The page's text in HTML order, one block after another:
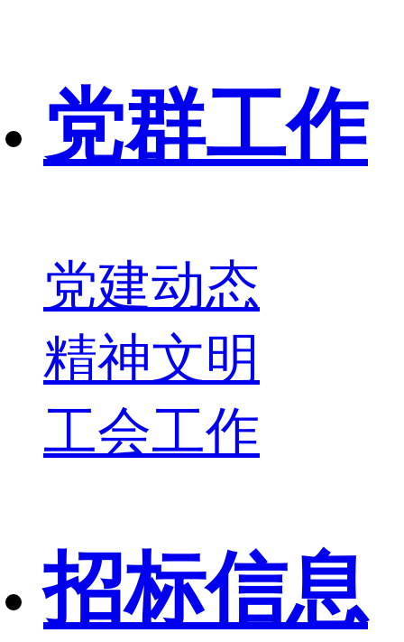
党群工作
党建动态
精神文明
工会工作
招标信息